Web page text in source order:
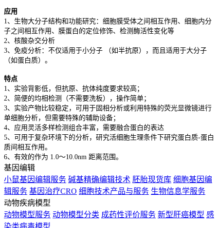
应用
1、生物大分子结构和功能研究：细胞膜受体之间相互作用、细胞内分
子之间相互作用、膜蛋白的定位修饰、检测酶活性变化等
2、核酸杂交分析
3、免疫分析：不仅适用于小分子 （如半抗原），而且适用于大分子
（如蛋白质）。
特点
1、实验背影低，但抗原、抗体纯度要求较高；
2、简便的均相检测（不需要洗板），操作简单；
3、实验产物比较稳定，可用于固相分析或利用特殊的荧光显微镜进行
单细胞分析，但需要特殊的辅助设备；
4、应用灵活多样检测组合丰富，需要融合蛋白的表达
5、可用于复杂环境下的分析，研究活细胞生理条件下研究蛋白质-蛋白
质间相互作用。
6、有效的作为 1.0～10.0nm 距离范围。
基因编辑
小鼠基因编辑服务 碱基精确编辑技术 胚胎现货库 细胞基因编
辑服务 基因治疗CRO 细胞技术产品与服务 生物信息学服务
动物疾病模型
动物模型服务 动物模型分类 成药性评价服务 新型肝癌模型 感
染类病毒模型